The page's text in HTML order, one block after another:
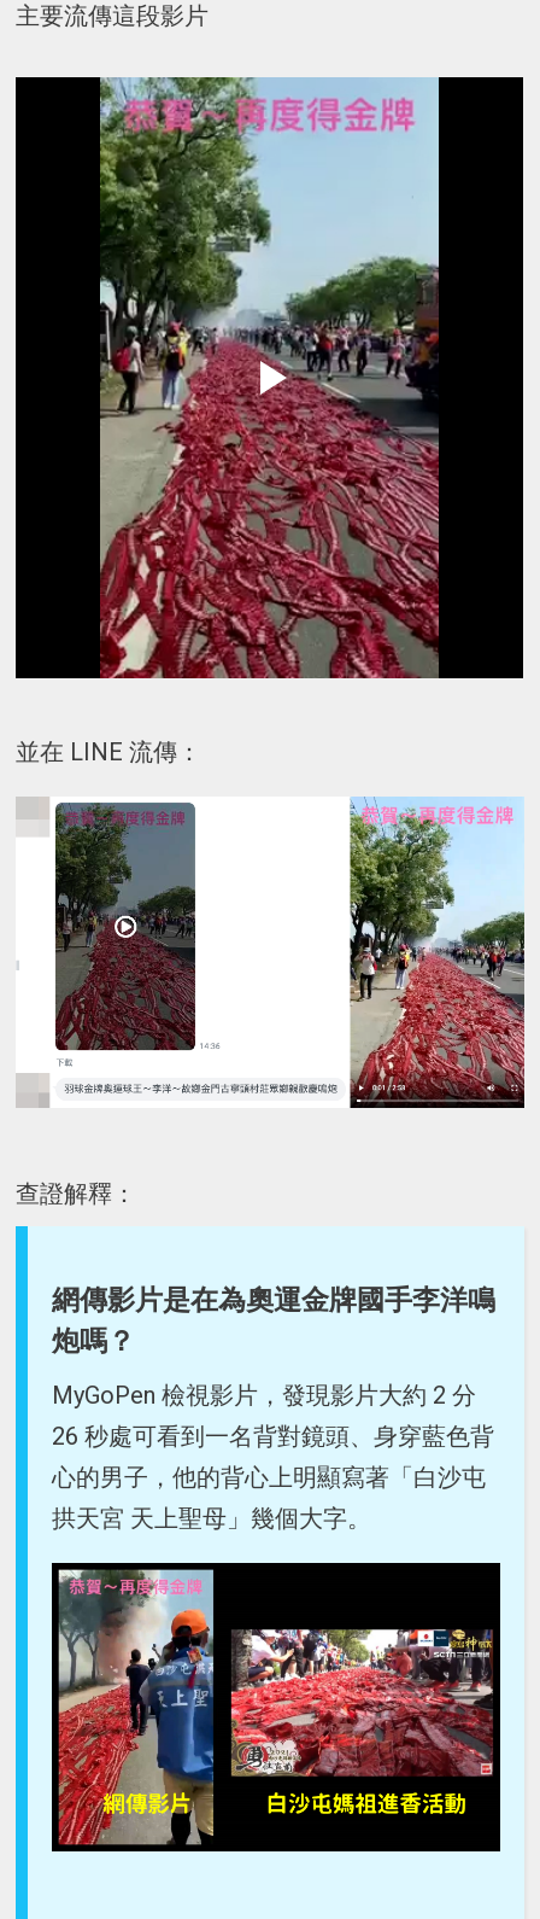
主要流傳這段影片
並在 LINE 流傳：
查證解釋：
網傳影片是在為奧運金牌國手李洋鳴
炮嗎？
MyGoPen 檢視影片，發現影片大約 2 分
26 秒處可看到一名背對鏡頭、身穿藍色背
心的男子，他的背心上明顯寫著「白沙屯
拱天宮 天上聖母」幾個大字。